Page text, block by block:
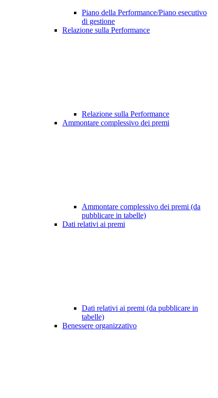
Piano della Performance/Piano esecutivo
di gestione
Relazione sulla Performance
Relazione sulla Performance
Ammontare complessivo dei premi
Ammontare complessivo dei premi (da
pubblicare in tabelle)
Dati relativi ai premi
Dati relativi ai premi (da pubblicare in
tabelle)
Benessere organizzativo